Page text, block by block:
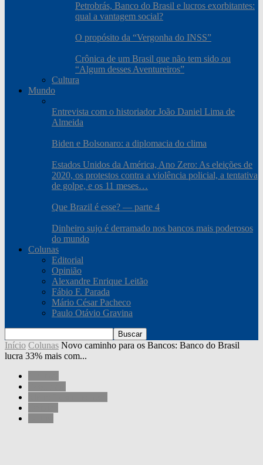
Petrobrás, Banco do Brasil e lucros exorbitantes:
qual a vantagem social?
O propósito da “Vergonha do INSS”
Crônica de um Brasil que não tem sido ou
“Algum desses Aventureiros”
Cultura
Mundo
Entrevista com o historiador João Daniel Lima de
Almeida
Biden e Bolsonaro: a diplomacia do clima
Estados Unidos da América, Ano Zero: As eleições de
2020, os protestos contra a violência policial, a tentativa
de golpe, e os 11 meses…
Que Brazil é esse? — parte 4
Dinheiro sujo é derramado nos bancos mais poderosos
do mundo
Colunas
Editorial
Opinião
Alexandre Enrique Leitão
Fábio F. Parada
Mário César Pacheco
Paulo Otávio Gravina
Início Colunas Novo caminho para os Bancos: Banco do Brasil
lucra 33% mais com...